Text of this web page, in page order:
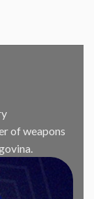
of weapons